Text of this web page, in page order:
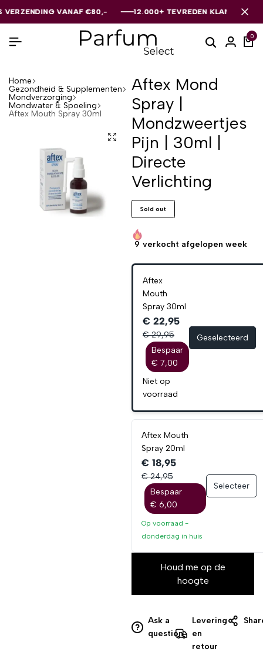
VANAF €80,- 12.000+ TEVREDEN KLANTEN
VANAF €80,- 12.000+ TEVREDEN KLANTEN
VANAF €80,- 12.000+ TEVREDEN KLANTEN
0
Home
Gezondheid & Supplementen
Mondverzorging
Mondwater & Spoeling
Aftex Mouth Spray 30ml
Aftex Mond
Spray |
Mondzweertjes
Pijn | 30ml |
Directe
Verlichting
Sold out
9 verkocht afgelopen week
Aftex
Mouth
Spray 30ml
€ 22,95
€ 29,95
Bespaar
€ 7,00
Niet op
voorraad
Geselecteerd
Aftex Mouth
Spray 20ml
€ 18,95
€ 24,95
Bespaar
€ 6,00
Op voorraad -
donderdag in huis
Selecteer
Houd me op de
hoogte
Ask a
question
Levering
en
retour